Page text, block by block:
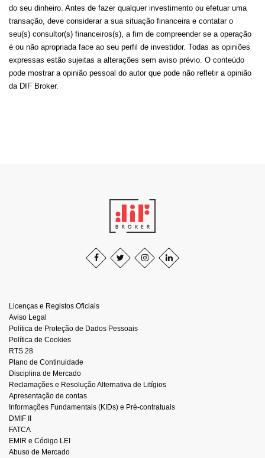
do seu dinheiro. Antes de fazer qualquer investimento ou efetuar uma
transação, deve considerar a sua situação financeira e contatar o
seu(s) consultor(s) financeiros(s), a fim de compreender se a operação
é ou não apropriada face ao seu perfil de investidor. Todas as opiniões
expressas estão sujeitas a alterações sem aviso prévio. O conteúdo
pode mostrar a opinião pessoal do autor que pode não refletir a opinião
da DIF Broker.
Licenças e Registos Oficiais
Aviso Legal
Política de Proteção de Dados Pessoais
Política de Cookies
RTS 28
Plano de Continuidade
Disciplina de Mercado
Reclamações e Resolução Alternativa de Litígios
Apresentação de contas
Informações Fundamentais (KIDs) e Pré-contratuais
DMIF II
FATCA
EMIR e Código LEI
Abuso de Mercado